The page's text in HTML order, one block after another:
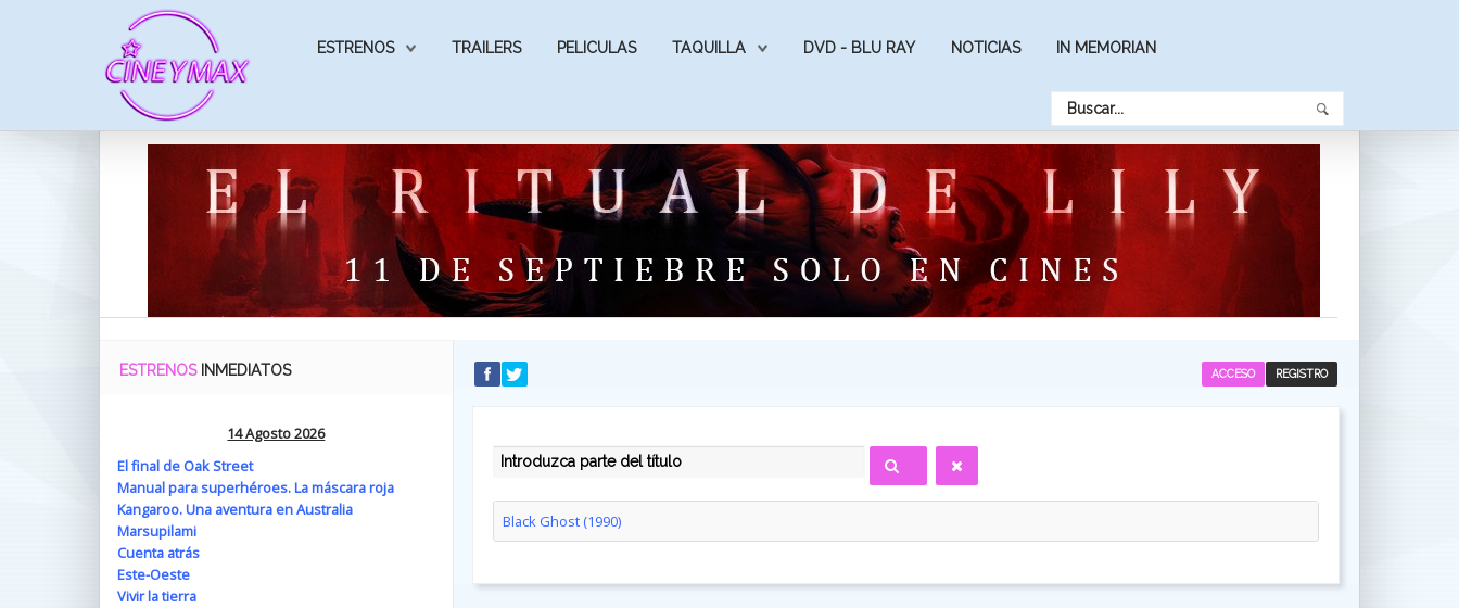
ESTRENOS TRAILERS PELICULAS TAQUILLA DVD - BLU RAY NOTICIAS IN MEMORIAN
REGISTRO
ACCESO
INTRODUZCA PARTE DEL TÍTULO
Black Ghost (1990)
ESTRENOS INMEDIATOS
14 Agosto 2026
El final de Oak Street
Manual para superhéroes. La máscara roja
Kangaroo. Una aventura en Australia
Marsupilami
Cuenta atrás
Este-Oeste
Vivir la tierra